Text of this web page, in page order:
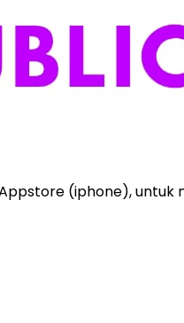
(iphone),